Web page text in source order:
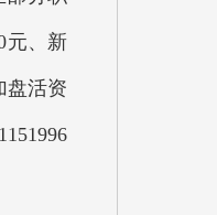
元、新
盘活资